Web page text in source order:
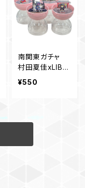
南関東ガチャ
村田夏佳xLIBR
ETTO
¥550